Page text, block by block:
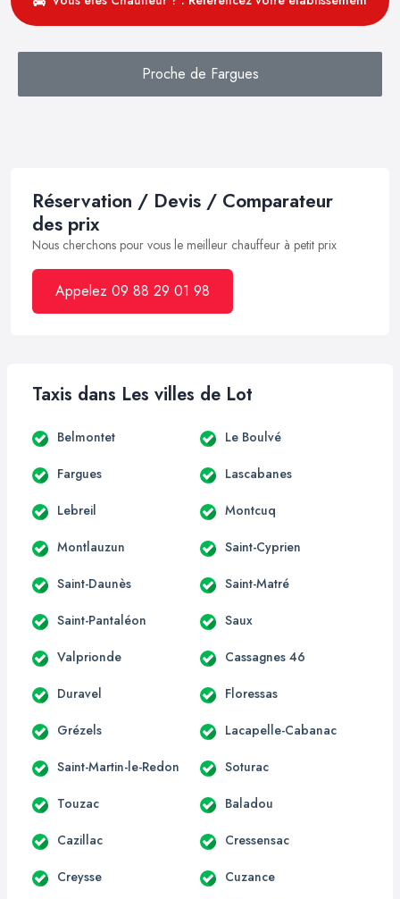
Proche de Fargues
Réservation / Devis / Comparateur
des prix
Nous cherchons pour vous le meilleur chauffeur à petit prix
Appelez 09 88 29 01 98
Taxis dans Les villes de Lot
Belmontet Le Boulvé
Fargues Lascabanes
Lebreil Montcuq
Montlauzun Saint-Cyprien
Saint-Daunès Saint-Matré
Saint-Pantaléon Saux
Valprionde Cassagnes 46
Duravel Floressas
Grézels Lacapelle-Cabanac
Saint-Martin-le-Redon Soturac
Touzac Baladou
Cazillac Cressensac
Creysse Cuzance